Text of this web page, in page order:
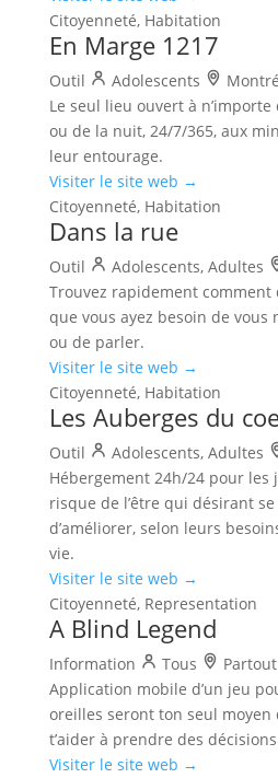
Citoyenneté, Habitation
En Marge 1217
Outil Adolescents
Le seul lieu ouvert à
ou de la nuit, 24/7/365, aux
leur entourage.
Visiter le site web →
Citoyenneté, Habitation
Dans la rue
Outil Adolescents, Adultes
Trouvez rapidement comment
que vous ayez besoin de vous
ou de parler.
Visiter le site web →
Citoyenneté, Habitation
Les Auberges du
Outil Adolescents, Adultes
Hébergement 24h/24 pour les
risque de l’être qui désirant
d’améliorer, selon leurs
vie.
Visiter le site web →
Citoyenneté, Representation
A Blind Legend
Information Tous
Application mobile d’un jeu
oreilles seront ton seul
t’aider à prendre des
Visiter le site web →